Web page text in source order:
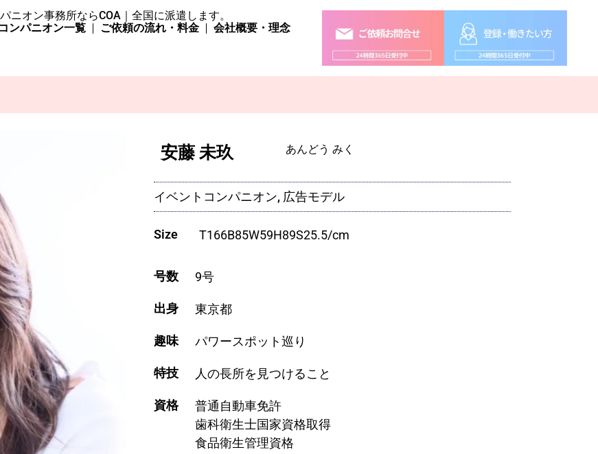
ニオン事務所ならCOA｜全国に派遣します。
ンパニオン一覧 ご依頼の流れ・料金 会社概要・理念
安藤 未玖 あんどう みく
イベントコンパニオン, 広告モデル
Size T166B85W59H89S25.5/cm
号数 9号
出身 東京都
趣味 パワースポット巡り
特技 人の長所を見つけること
資格
普通自動車免許
歯科衛生士国家資格取得
食品衛生管理資格